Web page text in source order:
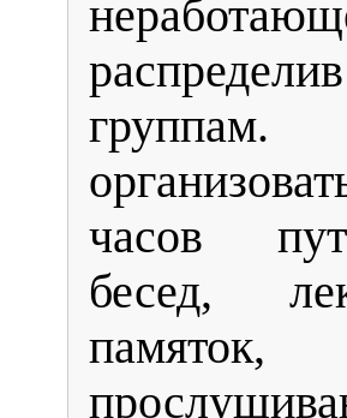
часов
бесед,